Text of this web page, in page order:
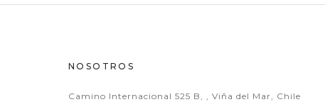
NOSOTROS
Camino Internacional 525 B, , Viña del Mar, Chile